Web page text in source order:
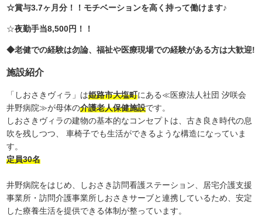
☆賞与3.7ヶ月分！！モチベーションを高く持って働けます♪
☆夜勤手当8,500円！！
◆老健での経験は勿論、福祉や医療現場での経験がある方は大歓迎!
施設紹介
「しおさきヴィラ」は姫路市大塩町にある≪医療法人社団 汐咲会
井野病院≫が母体の介護老人保健施設です。
しおさきヴィラの建物の基本的なコンセプトは、古き良き時代の息
吹を残しつつ、 車椅子でも生活ができるような構造になっていま
す。
定員30名
井野病院をはじめ、しおさき訪問看護ステーション、居宅介護支援
事業所・訪問介護事業所しおさきサーブと連携しているため、安定
した療養生活を提供できる体制が整っています。